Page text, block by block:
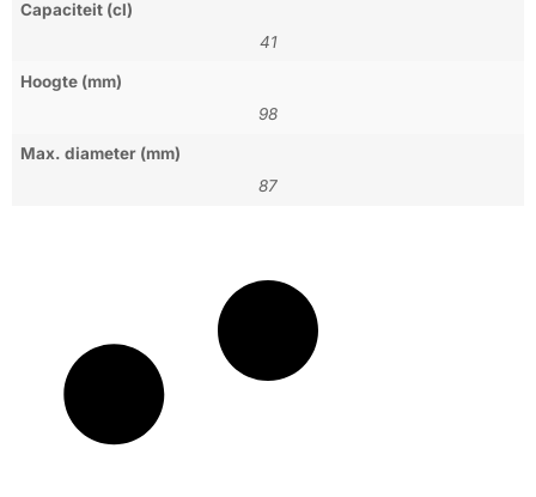
Capaciteit (cl)
41
Hoogte (mm)
98
Max. diameter (mm)
87